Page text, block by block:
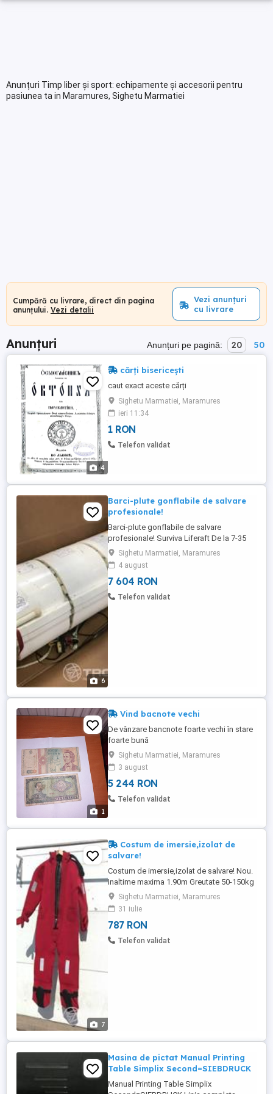
Anunțuri Timp liber și sport: echipamente și accesorii pentru
pasiunea ta in Maramures, Sighetu Marmatiei
Cumpără cu livrare, direct din pagina
anunțului. Vezi detalii
Vezi anunțuri
cu livrare
Anunțuri Anunțuri pe pagină: 20 50
4
cărți bisericești
caut exact aceste cărți
Sighetu Marmatiei, Maramures
ieri 11:34
1 RON
Telefon validat
6
Barci-plute gonflabile de salvare
profesionale!
Barci-plute gonflabile de salvare
profesionale! Surviva Liferaft De la 7-35
persoane. Noi. Se umfla automat!
Aprobate cu Certificat Survitec Sas-
France.
Sighetu Marmatiei, Maramures
4 august
7 604 RON
Telefon validat
1
Vind bacnote vechi
De vânzare bancnote foarte vechi în stare
foarte bună
Sighetu Marmatiei, Maramures
3 august
5 244 RON
Telefon validat
7
Costum de imersie,izolat de
salvare!
Costum de imersie,izolat de salvare! Nou.
Inaltime maxima 1.90m Greutate 50-150kg
Sighetu Marmatiei, Maramures
31 iulie
787 RON
Telefon validat
Masina de pictat Manual Printing
Table Simplix Second=SIEBDRUCK
Manual Printing Table Simplix